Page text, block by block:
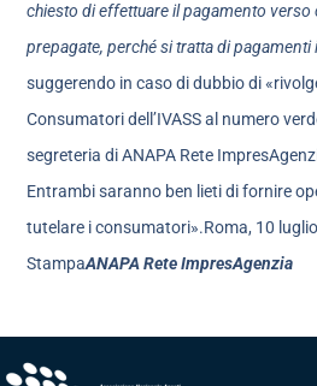
chiesto di effettuare il pagamento
prepagate, perché si tratta di
suggerendo in caso di dubbio di
Consumatori dell’IVASS al numero
segreteria di ANAPA Rete
Entrambi saranno ben lieti di fornire
tutelare i consumatori».Roma, 10
StampaANAPA Rete ImpresAgenzia